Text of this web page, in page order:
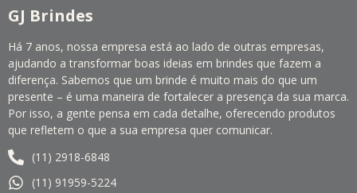
GJ Brindes
Há 7 anos, nossa empresa está ao lado de outras empresas,
ajudando a transformar boas ideias em brindes que fazem a
diferença. Sabemos que um brinde é muito mais do que um
presente – é uma maneira de fortalecer a presença da sua marca.
Por isso, a gente pensa em cada detalhe, oferecendo produtos
que refletem o que a sua empresa quer comunicar.
(11) 2918-6848
(11) 91959-5224